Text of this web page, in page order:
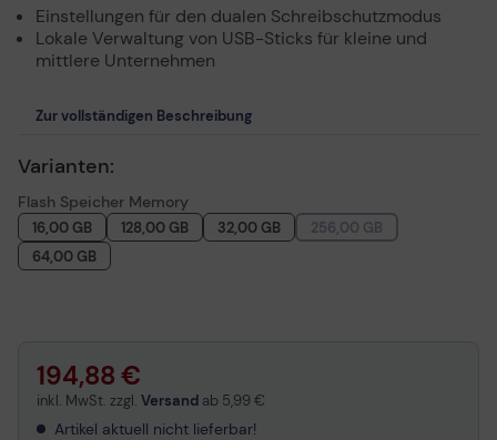
Einstellungen für den dualen Schreibschutzmodus
Lokale Verwaltung von USB-Sticks für kleine und
mittlere Unternehmen
Zur vollständigen Beschreibung
Varianten:
Flash Speicher Memory
16,00 GB 128,00 GB 32,00 GB
256,00 GB
64,00 GB
194,88 €
inkl. MwSt. zzgl. Versand ab 5,99 €
Artikel aktuell nicht lieferbar!